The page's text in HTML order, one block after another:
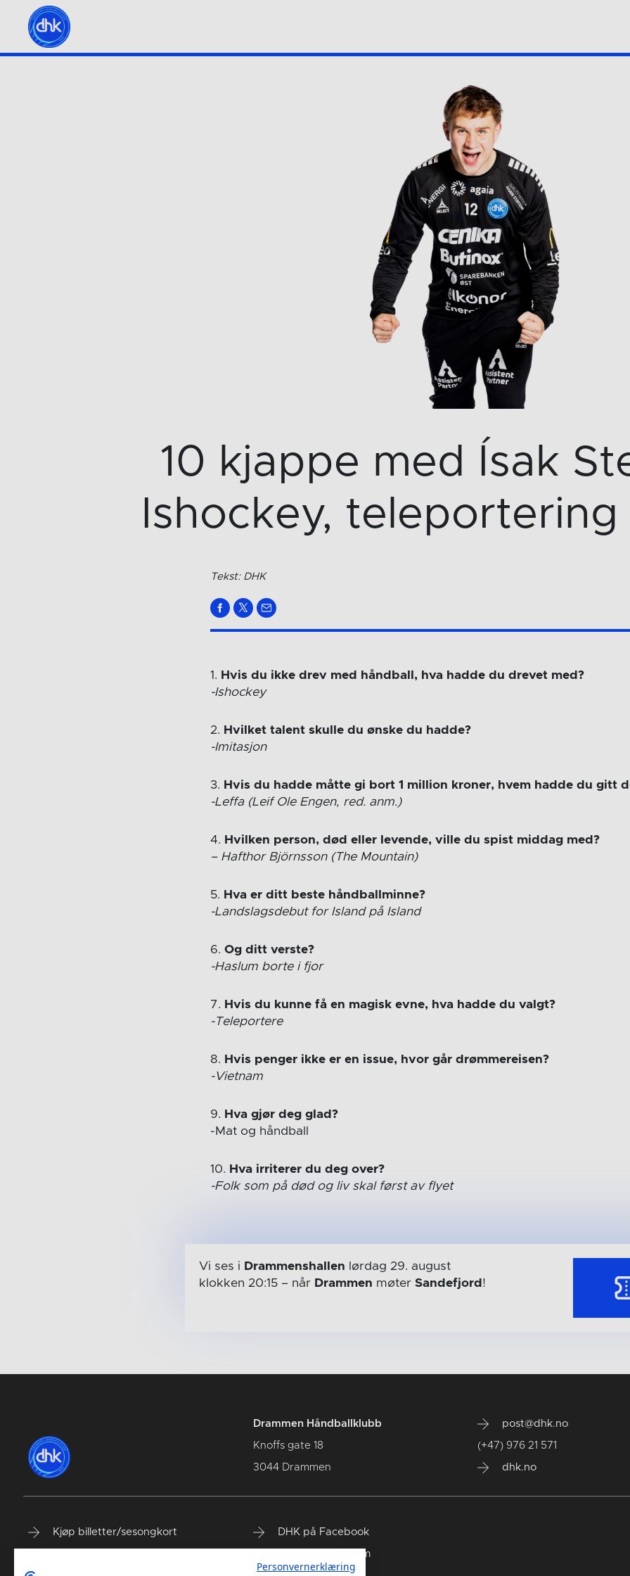
10 kjappe med Ísak
Ishockey,
Tekst: DHK
1. Hvis du ikke drev med håndball, hva hadde du drevet med?
-Ishockey
2. Hvilket talent skulle du ønske du hadde?
-Imitasjon
3. Hvis du hadde måtte gi bort 1 million kroner, hvem hadde du gitt
-Leffa (Leif Ole Engen, red. anm.)
4. Hvilken person, død eller levende, ville du spist middag med?
– Hafthor Björnsson (The Mountain)
5. Hva er ditt beste håndballminne?
-Landslagsdebut for Island på Island
6.Og ditt verste?
-Haslum borte i fjor
7. Hvis du kunne få en magisk evne, hva hadde du valgt?
-Teleportere
8. Hvis penger ikke er en issue, hvor går drømmereisen?
-Vietnam
9. Hva gjør deg glad?
-Mat og håndball
10. Hva irriterer du deg over?
-Folk som på død og liv skal først av flyet
Vi ses i Drammenshallen lørdag 29. august
klokken 20:15– når Drammen møter Sandefjord !
Drammen Håndballklubb
Knoffs gate 18
3044 Drammen
post@dhk.no
(+47) 976 21 571
dhk.no
Kjøp billetter/sesongkort DHK på Facebook
DHK på Instagram
Personvernerklæring